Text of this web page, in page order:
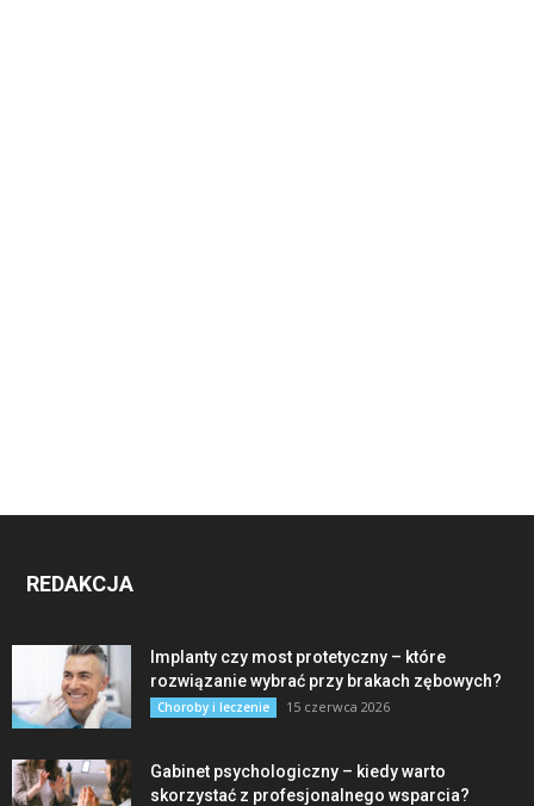
REDAKCJA
Implanty czy most protetyczny – które
rozwiązanie wybrać przy brakach zębowych?
Choroby i leczenie 15 czerwca 2026
Gabinet psychologiczny – kiedy warto
skorzystać z profesjonalnego wsparcia?